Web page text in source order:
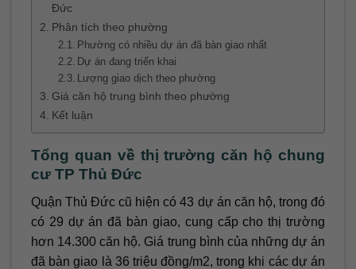
Đức
Phân tích theo phường
Phường có nhiều dự án đã bàn giao nhất
Dự án đang triển khai
Lượng giao dịch theo phường
Giá căn hộ trung bình theo phường
Kết luận
Tổng quan về thị trường căn hộ chung
cư TP Thủ Đức
Quận Thủ Đức cũ hiện có 43 dự án căn hộ, trong đó
có 29 dự án đã bàn giao, cung cấp cho thị trường
hơn 14.300 căn hộ. Giá trung bình của những dự án
đã bàn giao là 36 triệu đồng/m2, trong khi các dự án